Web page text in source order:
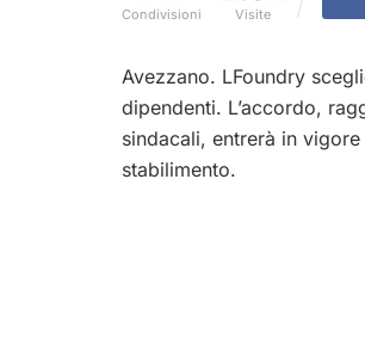
Condivisioni Visite
Avezzano. LFoundry
dipendenti. L’accordo,
sindacali, entrerà in
stabilimento.